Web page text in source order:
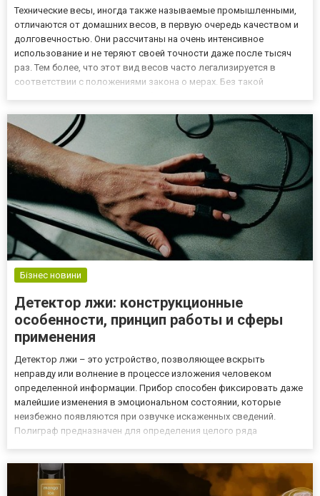
Технические весы, иногда также называемые промышленными,
отличаются от домашних весов, в первую очередь качеством и
долговечностью. Они рассчитаны на очень интенсивное
использование и не теряют своей точности даже после тысяч
раз. Тем более, что этот вид весов часто легализируется в
соответствии с положениями закона о мерах. Без такой
них...
Бізнес новини
Детектор лжи: конструкционные
особенности, принцип работы и сферы
применения
Детектор лжи – это устройство, позволяющее вскрыть
неправду или волнение в процессе изложения человеком
определенной информации. Прибор способен фиксировать даже
малейшие изменения в эмоциональном состоянии, которые
неизбежно появляются при озвучке искаженных сведений.
Полиграф предназначен для определения целого ряда
состояния сердечно-сосудистой сис...